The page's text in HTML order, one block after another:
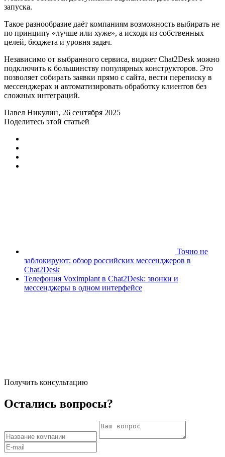
запуска.
Такое разнообразие даёт компаниям возможность выбирать не
по принципу «лучше или хуже», а исходя из собственных
целей, бюджета и уровня задач.
Независимо от выбранного сервиса, виджет Chat2Desk можно
подключить к большинству популярных конструкторов. Это
позволяет собирать заявки прямо с сайта, вести переписку в
мессенджерах и автоматизировать обработку клиентов без
сложных интеграций.
Павел Никулин, 26 сентября 2025
Поделитесь этой статьей
Точно не
заблокируют: обзор российских мессенджеров в
Chat2Desk
Телефония Voximplant в Chat2Desk: звонки и
мессенджеры в одном интерфейсе
Получить консультацию
Остались вопросы?